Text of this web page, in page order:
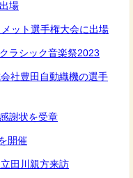
場
ット選手権大会に出場
ラシック音楽祭2023
社豊田自動織機の選手
謝状を受章
開催
田川親方来訪